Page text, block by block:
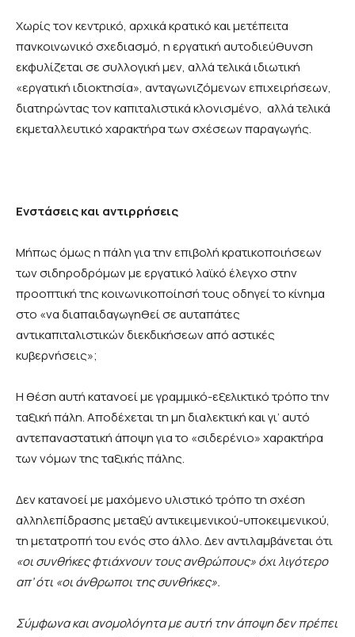
Χωρίς τον κεντρικό, αρχικά κρατικό και μετέπειτα
πανκοινωνικό σχεδιασμό, η εργατική αυτοδιεύθυνση
εκφυλίζεται σε συλλογική μεν, αλλά τελικά ιδιωτική
«εργατική ιδιοκτησία», ανταγωνιζόμενων επιχειρήσεων,
διατηρώντας τον καπιταλιστικά κλονισμένο, αλλά τελικά
εκμεταλλευτικό χαρακτήρα των σχέσεων παραγωγής.
Ενστάσεις και αντιρρήσεις
Μήπως όμως η πάλη για την επιβολή κρατικοποιήσεων
των σιδηροδρόμων με εργατικό λαϊκό έλεγχο στην
προοπτική της κοινωνικοποίησή τους οδηγεί το κίνημα
στο «να διαπαιδαγωγηθεί σε αυταπάτες
αντικαπιταλιστικών διεκδικήσεων από αστικές
κυβερνήσεις»;
Η θέση αυτή κατανοεί με γραμμικό-εξελικτικό τρόπο την
ταξική πάλη. Αποδέχεται τη μη διαλεκτική και γι’ αυτό
αντεπαναστατική άποψη για το «σιδερένιο» χαρακτήρα
των νόμων της ταξικής πάλης.
Δεν κατανοεί με μαχόμενο υλιστικό τρόπο τη σχέση
αλληλεπίδρασης μεταξύ αντικειμενικού-υποκειμενικού,
τη μετατροπή του ενός στο άλλο. Δεν αντιλαμβάνεται ότι
«οι συνθήκες φτιάχνουν τους ανθρώπους» όχι λιγότερο
απ’ ότι «οι άνθρωποι της συνθήκες».
Σύμφωνα και ανομολόγητα με αυτή την άποψη δεν πρέπει